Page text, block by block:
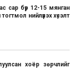
сар бүр 12-15 мянган
нийлүүлэх хүсэлт
хоёр зөрчлийг